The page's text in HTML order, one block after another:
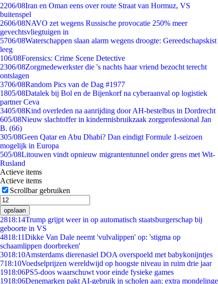
2206/08Iran en Oman eens over route Straat van Hormuz, VS
buitenspel
2606/08NAVO zet wegens Russische provocatie 250% meer
gevechtsvliegtuigen in
5706/08Waterschappen slaan alarm wegens droogte: Gereedschapskist
leeg
106/08Forensics: Crime Scene Detective
2306/08Zorgmedewerkster die 's nachts haar vriend bezocht terecht
ontslagen
3706/08Random Pics van de Dag #1977
1805/08Datalek bij Bol en de Bijenkorf na cyberaanval op logistiek
partner Ceva
3405/08Kind overleden na aanrijding door AH-bestelbus in Dordrecht
605/08Nieuw slachtoffer in kindermisbruikzaak zorgprofessional Jan
B. (66)
305/08Geen Qatar en Abu Dhabi? Dan eindigt Formule 1-seizoen
mogelijk in Europa
505/08Litouwen vindt opnieuw migrantentunnel onder grens met Wit-
Rusland
Actieve items
Actieve items
Scrollbar gebruiken
opslaan
2818:14Trump grijpt weer in op automatisch staatsburgerschap bij
geboorte in VS
4818:11Dikke Van Dale neemt 'vulvalippen' op: 'stigma op
schaamlippen doorbreken'
3018:10Amsterdams dierenasiel DOA overspoeld met babykonijntjes
718:10Voedselprijzen wereldwijd op hoogste niveau in ruim drie jaar
1918:06PS5-doos waarschuwt voor einde fysieke games
1918:06Denemarken pakt AI-gebruik in scholen aan: extra mondelinge